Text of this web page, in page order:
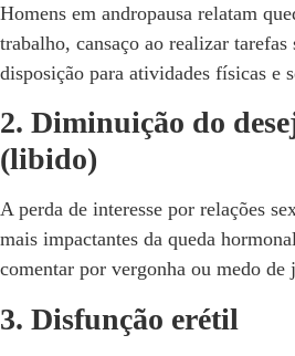
Homens em andropausa relatam
trabalho, cansaço ao realizar
disposição para atividades físicas e
2. Diminuição do
(libido)
A perda de interesse por relações
mais impactantes da queda
comentar por vergonha ou medo de
3. Disfunção erétil